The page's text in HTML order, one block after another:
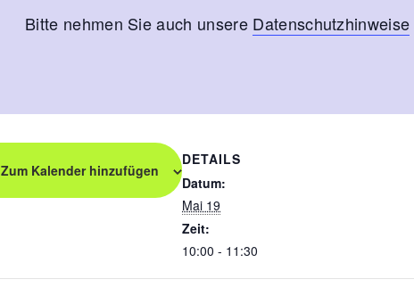
Bitte nehmen Sie auch unsere Datenschutzhinweise
Zum Kalender hinzufügen
DETAILS
Datum:
Mai 19
Zeit:
10:00 - 11:30